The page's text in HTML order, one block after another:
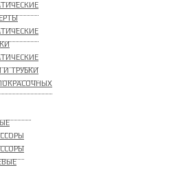
ТРУБКИ